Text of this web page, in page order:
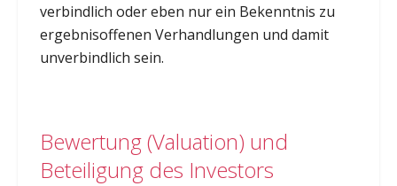
verbindlich oder eben nur ein Bekenntnis zu
ergebnisoffenen Verhandlungen und damit
unverbindlich sein.
Bewertung (Valuation) und
Beteiligung des Investors